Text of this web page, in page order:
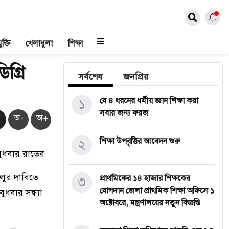
খেলাধুলা শিক্ষা
অ- অ+
রাতের
দাবিতে
সন্ধ্যা
সর্বশেষ জনপ্রিয়
যে ৪ ধরনের ধর্মীয় জ্ঞান শিক্ষা করা
সবার জন্য ফরজ
১
শিক্ষা উপবৃত্তির আবেদন শুরু
২
প্রাথমিকের ১৪ হাজার শিক্ষকের
যোগদান জেলা প্রাথমিক শিক্ষা অফিসে ১
অক্টোবরে, মন্ত্রণালয়ের নতুন বিজ্ঞপ্তি
৩